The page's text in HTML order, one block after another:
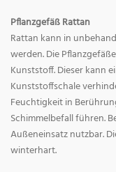
Pflanzgefäß Rattan
Rattan kann in
werden. Die
Kunststoff. Dieser kann
Kunststoffschale
Feuchtigkeit in
Schimmelbefall führen.
Außeneinsatz nutzbar.
winterhart.